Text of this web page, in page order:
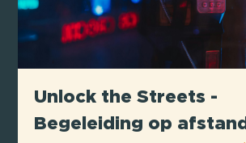
Unlock the Streets -
Begeleiding op afstand